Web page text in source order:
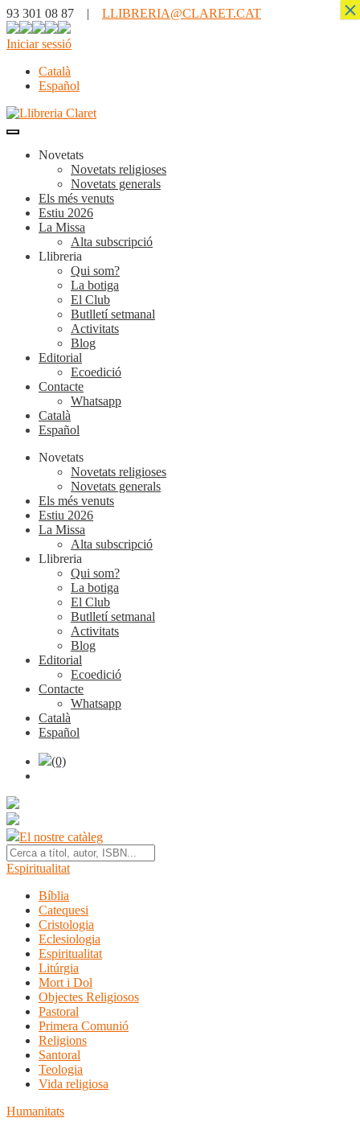
93 301 08 87 | LLIBRERIA@CLARET.CAT
Iniciar sessió
Català
Español
Novetats
Novetats religioses
Novetats generals
Els més venuts
Estiu 2026
La Missa
Alta subscripció
Llibreria
Qui som?
La botiga
El Club
Butlletí setmanal
Activitats
Blog
Editorial
Ecoedició
Contacte
Whatsapp
Català
Español
Novetats
Novetats religioses
Novetats generals
Els més venuts
Estiu 2026
La Missa
Alta subscripció
Llibreria
Qui som?
La botiga
El Club
Butlletí setmanal
Activitats
Blog
Editorial
Ecoedició
Contacte
Whatsapp
Català
Español
(0)
El nostre catàleg
Espiritualitat
Bíblia
Catequesi
Cristologia
Eclesiologia
Espiritualitat
Litúrgia
Mort i Dol
Objectes Religiosos
Pastoral
Primera Comunió
Religions
Santoral
Teologia
Vida religiosa
Humanitats
×